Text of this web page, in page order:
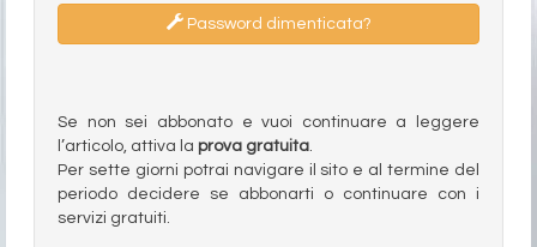
Password dimenticata?
Se non sei abbonato e vuoi continuare a leggere
l’articolo, attiva la prova gratuita.
Per sette giorni potrai navigare il sito e al termine del
periodo decidere se abbonarti o continuare con i
servizi gratuiti.